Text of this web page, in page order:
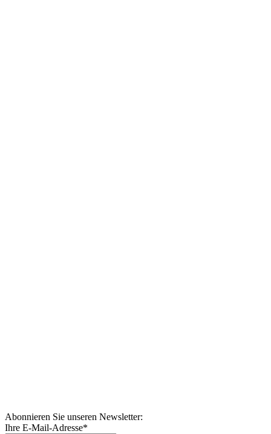
Abonnieren Sie unseren Newsletter:
Ihre E-Mail-Adresse*